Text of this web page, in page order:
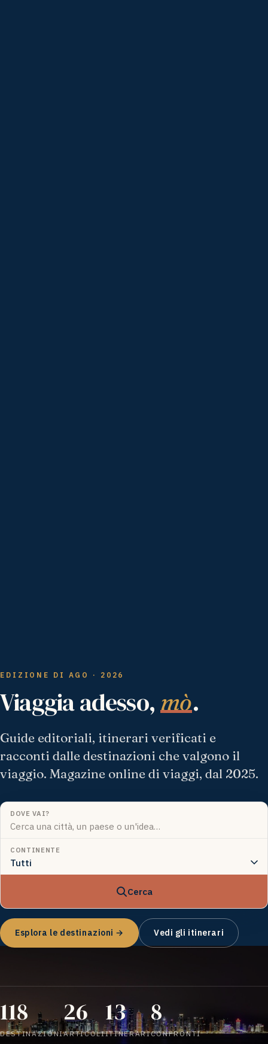
EDIZIONE DI AGO · 2026
Viaggia adesso,mò.
Guide editoriali, itinerari verificati e
racconti dalle destinazioni che valgono il
viaggio. Magazine online di viaggi, dal 2025.
DOVE VAI?
CONTINENTE
Cerca
Esplora le destinazioni → Vedi gli itinerari
118
DESTINAZIONI
26
ARTICOLI
13
ITINERARI
8
CONFRONTI